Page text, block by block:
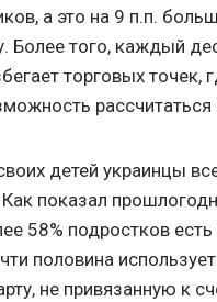
а это на 9 п.п.
Более того, каждый
торговых точек,
рассчитаться
детей украинцы
показал
58% подростков
половина использует
не привязанную к